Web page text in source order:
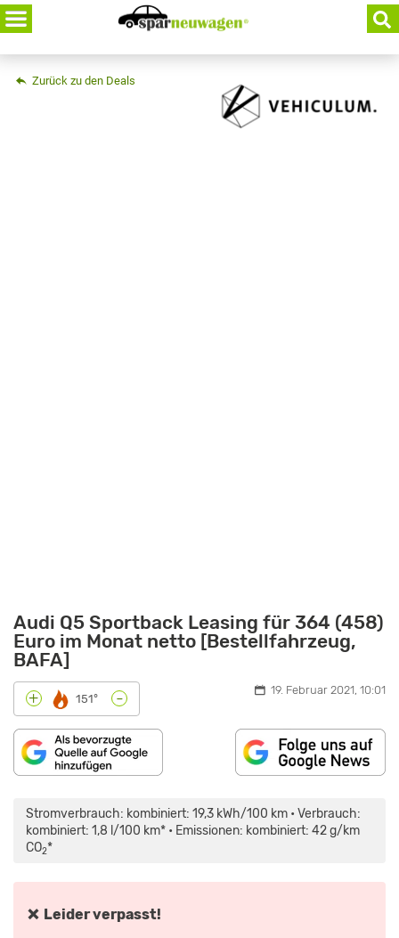
Skip
to
content
Zurück zu den Deals
Audi Q5 Sportback Leasing für 364 (458)
Euro im Monat netto [Bestellfahrzeug,
BAFA]
+ 151° - 19. Februar 2021, 10:01
Stromverbrauch: kombiniert: 19,3 kWh/100 km • Verbrauch:
kombiniert: 1,8 l/100 km* • Emissionen: kombiniert: 42 g/km
CO2*
❌ Leider verpasst!
SPORTBACK
(2020):
NEUVORSTELLUNG
SUV
–
YOUTUBE